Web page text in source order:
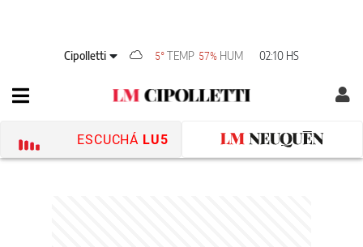
Cipolletti 5°TEMP 57% HUM 02:10 HS
ESCUCHÁ LU5